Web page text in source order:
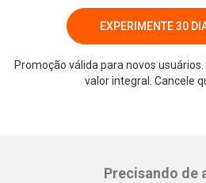
EXPERIMENTE 30
Promoção válida para novos
valor integral. Cancele
Precisando de